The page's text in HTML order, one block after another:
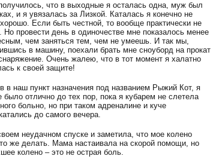
что в выходные я осталась одна, муж был
и я увязалась за Лизкой. Каталась я конечно не
Если быть честной, то вообще практически не
Но провести день в одиночестве мне показалось менее
чем заняться тем, чем не умеешь. И так мы,
в машину, поехали брать мне сноуборд на прокат
Очень жалею, что в тот момент я халатно
к своей защите!
в наш пункт назначения под названием Рыжий Кот, я
отлично до тех пор, пока я кубарем не слетела
больно, но при таком адреналине и куче
до самого вечера.
неудачном спуске и заметила, что мое колено
же делать. Мама настаивала на скорой помощи, но
колено – это не острая боль.